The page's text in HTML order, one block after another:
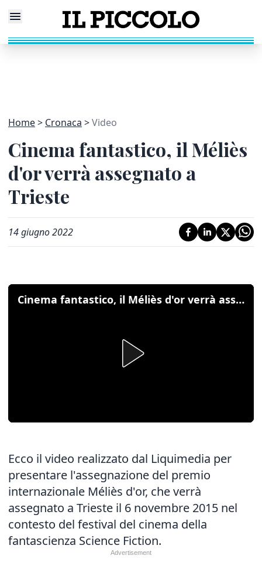
Home Cronaca Video
Cinema fantastico, il Méliès
d'or verrà assegnato a
Trieste
14 giugno 2022
Cinema fantastico, il Méliès d'or verrà assegnato a Trieste
Ecco il video realizzato dal Liquimedia per
presentare l'assegnazione del premio
internazionale Méliès d'or, che verrà
assegnato a Trieste il 6 novembre 2015 nel
contesto del festival del cinema della
fantascienza Science Fiction.